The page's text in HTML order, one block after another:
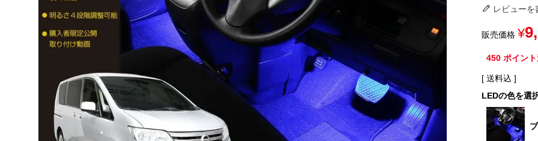
レビューを
販売価格 ¥
450 ポイン
送料込
LEDの色を選